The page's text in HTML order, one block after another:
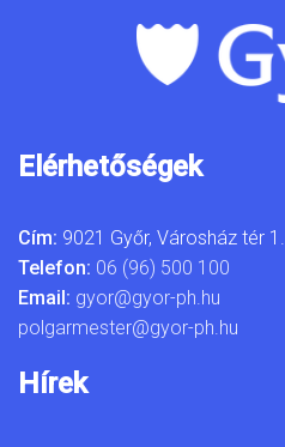
Elérhetőségek
Cím: 9021 Győr, Városház tér 1.
Telefon: 06 (96) 500 100
Email: gyor@gyor-ph.hu
polgarmester@gyor-ph.hu
Hírek